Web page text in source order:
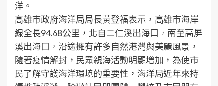
洋。
高雄市政府海洋局局長黃登福表示，高雄市海岸
線全長94.68公里，北自二仁溪出海口，南至高屏
溪出海口，沿途擁有許多自然港灣與美麗風景，
隨著疫情解封，民眾親海活動明顯增加，為使市
民了解守護海洋環境的重要性，海洋局近年來持